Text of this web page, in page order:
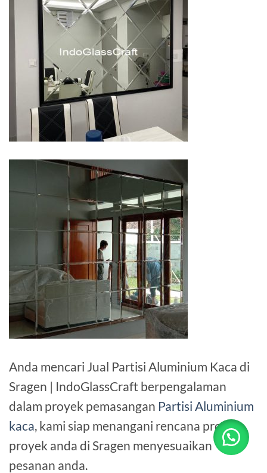
Anda mencari Jual Partisi Aluminium Kaca di
Sragen | IndoGlassCraft berpengalaman
dalam proyek pemasangan Partisi Aluminium
kaca, kami siap menangani rencana proyek-
proyek anda di Sragen menyesuaikan
pesanan anda.